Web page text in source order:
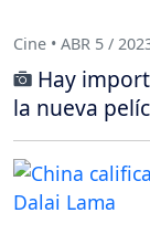
Cine • ABR 5 /
Hay
la nueva